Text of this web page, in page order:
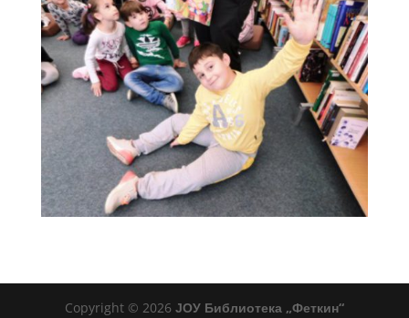
Copyright © 2026 ЈОУ Библиотека „Феткин“